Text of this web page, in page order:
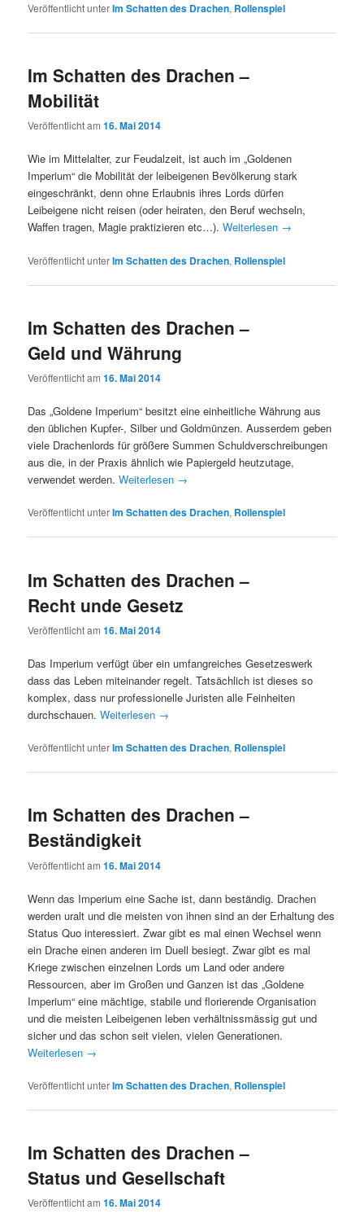
Veröffentlicht unterIm Schatten des Drachen, Rollenspiel
Im Schatten des Drachen –
Mobilität
Veröffentlicht am16. Mai 2014
Wie im Mittelalter, zur Feudalzeit, ist auch im „Goldenen
Imperium“ die Mobilität der leibeigenen Bevölkerung stark
eingeschränkt, denn ohne Erlaubnis ihres Lords dürfen
Leibeigene nicht reisen (oder heiraten, den Beruf wechseln,
Waffen tragen, Magie praktizieren etc…).Weiterlesen →
Veröffentlicht unterIm Schatten des Drachen, Rollenspiel
Im Schatten des Drachen –
Geld und Währung
Veröffentlicht am16. Mai 2014
Das „Goldene Imperium“ besitzt eine einheitliche Währung aus
den üblichen Kupfer-, Silber und Goldmünzen. Ausserdem geben
viele Drachenlords für größere Summen Schuldverschreibungen
aus die, in der Praxis ähnlich wie Papiergeld heutzutage,
verwendet werden.Weiterlesen →
Veröffentlicht unterIm Schatten des Drachen, Rollenspiel
Im Schatten des Drachen –
Recht unde Gesetz
Veröffentlicht am16. Mai 2014
Das Imperium verfügt über ein umfangreiches Gesetzeswerk
dass das Leben miteinander regelt. Tatsächlich ist dieses so
komplex, dass nur professionelle Juristen alle Feinheiten
durchschauen.Weiterlesen →
Veröffentlicht unterIm Schatten des Drachen, Rollenspiel
Im Schatten des Drachen –
Beständigkeit
Veröffentlicht am16. Mai 2014
Wenn das Imperium eine Sache ist, dann beständig. Drachen
werden uralt und die meisten von ihnen sind an der Erhaltung des
Status Quo interessiert. Zwar gibt es mal einen Wechsel wenn
ein Drache einen anderen im Duell besiegt. Zwar gibt es mal
Kriege zwischen einzelnen Lords um Land oder andere
Ressourcen, aber im Großen und Ganzen ist das „Goldene
Imperium“ eine mächtige, stabile und florierende Organisation
und die meisten Leibeigenen leben verhältnissmässig gut und
sicher und das schon seit vielen, vielen Generationen.
Weiterlesen →
Veröffentlicht unterIm Schatten des Drachen, Rollenspiel
Im Schatten des Drachen –
Status und Gesellschaft
Veröffentlicht am16. Mai 2014